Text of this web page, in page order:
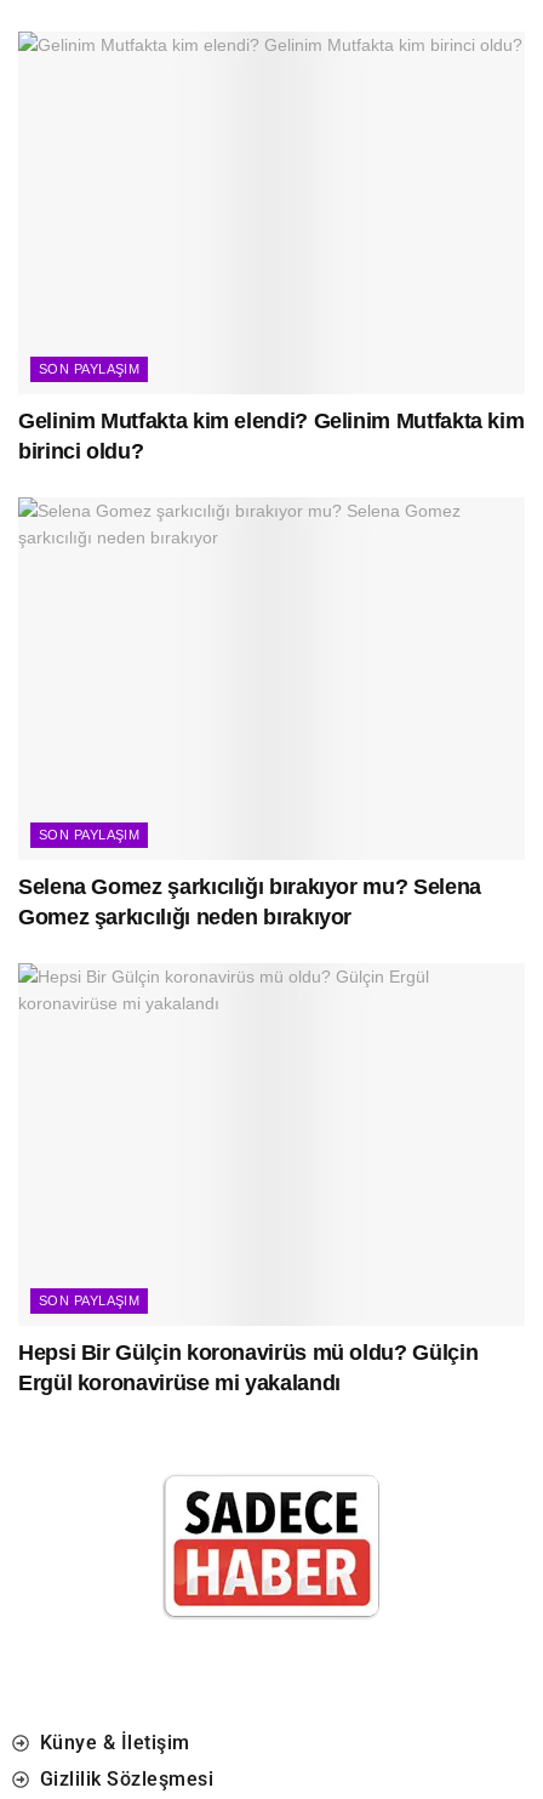
SON PAYLAŞIM
Gelinim Mutfakta kim elendi? Gelinim Mutfakta kim
birinci oldu?
SON PAYLAŞIM
Selena Gomez şarkıcılığı bırakıyor mu? Selena
Gomez şarkıcılığı neden bırakıyor
SON PAYLAŞIM
Hepsi Bir Gülçin koronavirüs mü oldu? Gülçin
Ergül koronavirüse mi yakalandı
Künye & İletişim
Gizlilik Sözleşmesi